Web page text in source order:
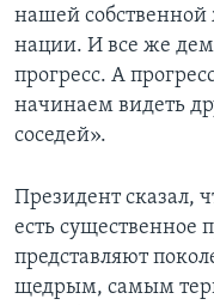
нашей
нации. И все же
прогресс. А
начинаем видеть
соседей».
Президент сказал,
есть существенное
представляют
щедрым, самым